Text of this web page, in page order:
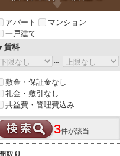
アパート
マンション
一戸建て
賃料
～
敷金・保証金なし
礼金・敷引なし
共益費・管理費込み
3件が該当